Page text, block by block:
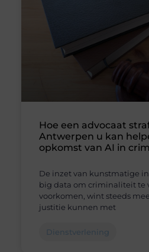
Hoe een advocaat
Antwerpen u kan
opkomst van AI in
De inzet van kunstmatige
big data om criminaliteit te
voorkomen, wint steeds
justitie kunnen met
Dienstverlening